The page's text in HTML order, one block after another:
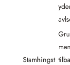
Stamhingst